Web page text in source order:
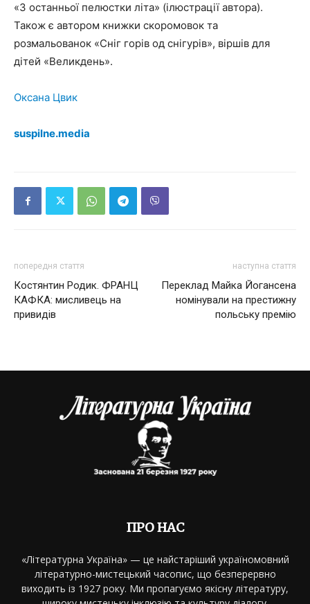
«З останньої пелюстки літа» (ілюстрації автора).
Також є автором книжки скоромовок та
розмальованок «Сніг горів од снігурів», віршів для
дітей «Великдень».
Оксана Цвик
suspilne.media
попередня стаття
Костянтин Родик. ФРАНЦ
КАФКА: мисливець на
привидів
наступна стаття
Переклад Майка Йогансена
номінували на престижну
польську премію
ПРО НАС
«Літературна Україна» — це найстаріший україномовний
літературно-мистецький часопис, що безперервно
виходить із 1927 року. Ми пропагуємо якісну літературу,